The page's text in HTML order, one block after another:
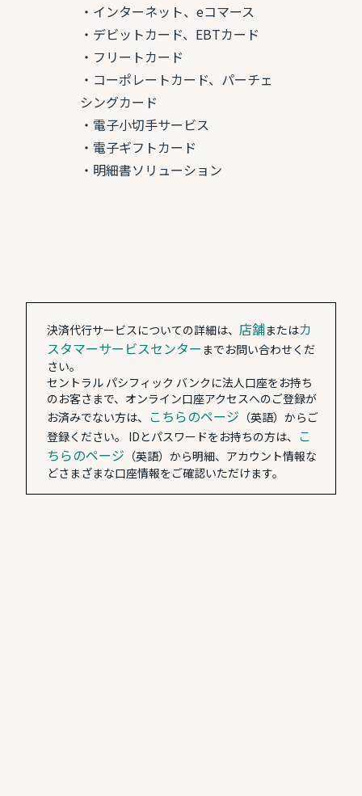
・インターネット、eコマース
・デビットカード、EBTカード
・フリートカード
・コーポレートカード、パーチェ
シングカード
・電子小切手サービス
・電子ギフトカード
・明細書ソリューション
決済代行サービスについての詳細は、 店舗またはカ
スタマーサービスセンター までお問い合わせくだ
さい。
セントラル パシフィック バンクに法人口座をお持ち
のお客さまで、オンライン口座アクセスへのご登録が
お済みでない方は、 こちらのページ （英語）からご
登録ください。 IDとパスワードをお持ちの方は、 こ
ちらのページ （英語）から明細、アカウント情報な
どさまざまな口座情報をご確認いただけます。